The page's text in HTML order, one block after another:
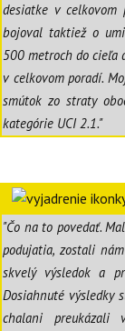
desiatke v celkovom
bojoval taktiež o
500 metroch do cieľa
v celkovom poradí.
smútok zo straty
kategórie UCI 2.1."
"Čo na to povedať.
podujatia, zostali
skvelý výsledok a
Dosiahnuté výsledky
chalani preukázali